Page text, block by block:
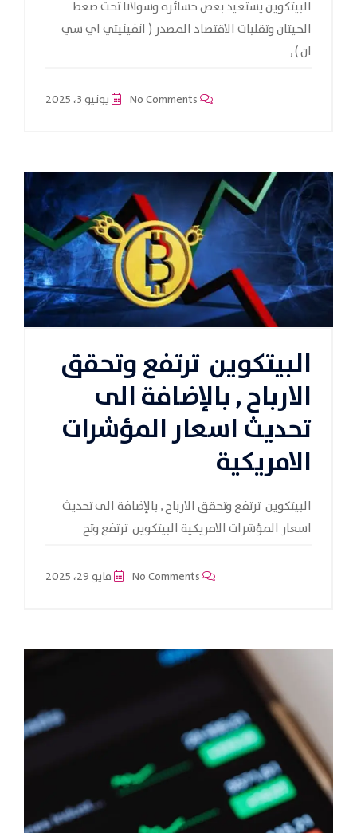
البيتكوين يستعيد بعض خسائره وسولانا تحت ضغط
الحيتان وتقلبات الاقتصاد المصدر ( انفينيتي اي سي
ان ) ,
يونيو 3، 2025
البيتكوين ترتفع وتحقق
الارباح , بالإضافة الى
تحديث اسعار المؤشرات
الامريكية
البيتكوين ترتفع وتحقق الارباح , بالإضافة الى تحديث
اسعار المؤشرات الامريكية البيتكوين ترتفع وتح
مايو 29، 2025